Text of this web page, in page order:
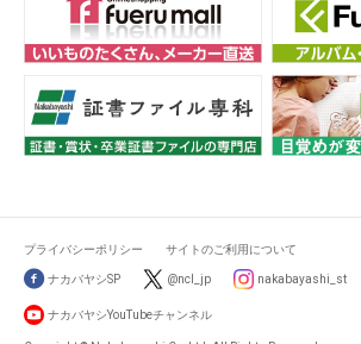
プライバシーポリシー サイトのご利用について
ナカバヤシSP @ncl_jp nakabayashi_st
ナカバヤシYouTubeチャンネル